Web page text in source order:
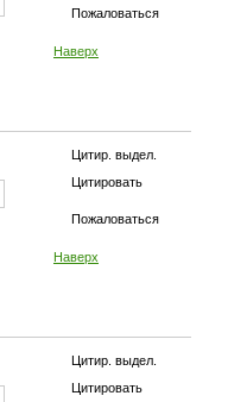
Пожаловаться
Наверх
Цитир. выдел.
Цитировать
Пожаловаться
Наверх
Цитир. выдел.
Цитировать